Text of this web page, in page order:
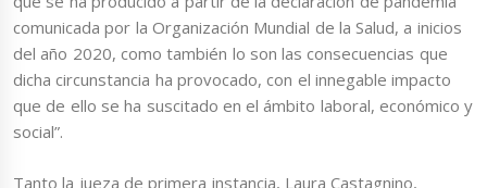
comunicada por la Organización Mundial de la Salud, a inicios
del año 2020, como también lo son las consecuencias que
dicha circunstancia ha provocado, con el innegable impacto
que de ello se ha suscitado en el ámbito laboral, económico y
social”.
Tanto la jueza de primera instancia, Laura Castagnino,